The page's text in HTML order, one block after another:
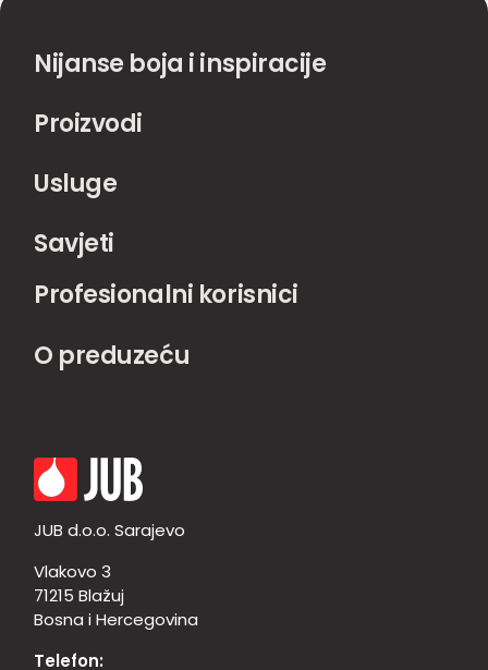
Nijanse boja i inspiracije
Proizvodi
Usluge
Savjeti
Profesionalni korisnici
O preduzeću
JUB d.o.o. Sarajevo
Vlakovo 3
71215 Blažuj
Bosna i Hercegovina
Telefon: